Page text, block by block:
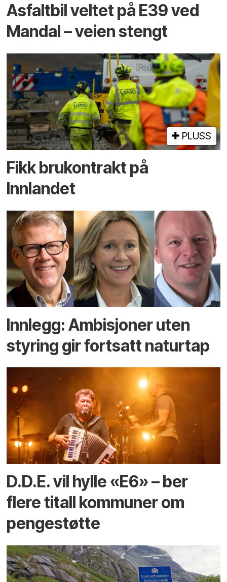
Asfaltbil veltet på E39 ved
Mandal – veien stengt
PLUSS
Fikk brukontrakt på
Innlandet
Innlegg: Ambisjoner uten
styring gir fortsatt naturtap
D.D.E. vil hylle «E6» – ber
flere titall kommuner om
pengestøtte